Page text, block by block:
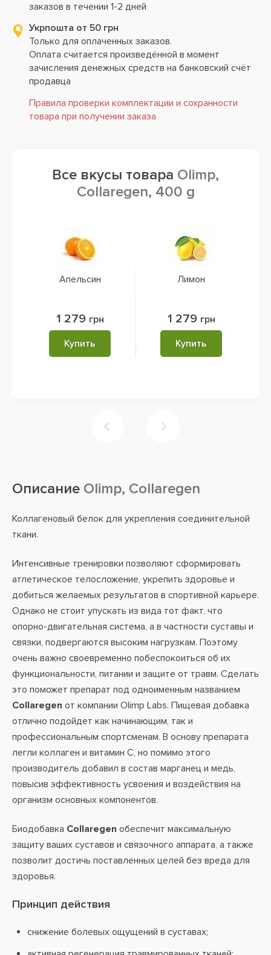
заказов в течении 1-2 дней
Укрпошта от 50 грн
Только для оплаченных заказов.
Оплата считается произведённой в момент
зачисления денежных средств на банковский счёт
продавца
Правила проверки комплектации и сохранности
товара при получении заказа
Все вкусы товара Olimp,
Collaregen, 400 g
Апельсин
1 279 грн
Купить
Лимон
1 279 грн
Купить
Описание Olimp, Collaregen
Коллагеновый белок для укрепления соединительной
ткани.
Интенсивные тренировки позволяют сформировать
атлетическое телосложение, укрепить здоровье и
добиться желаемых результатов в спортивной карьере.
Однако не стоит упускать из вида тот факт, что
опорно-двигательная система, а в частности суставы и
связки, подвергаются высоким нагрузкам. Поэтому
очень важно своевременно побеспокоиться об их
функциональности, питании и защите от травм. Сделать
это поможет препарат под одноименным названием
Collaregen от компании Olimp Labs. Пищевая добавка
отлично подойдет как начинающим, так и
профессиональным спортсменам. В основу препарата
легли коллаген и витамин С, но помимо этого
производитель добавил в состав марганец и медь,
повысив эффективность усвоения и воздействия на
организм основных компонентов.
Биодобавка Collaregen обеспечит максимальную
защиту ваших суставов и связочного аппарата, а также
позволит достичь поставленных целей без вреда для
здоровья.
Принцип действия
снижение болевых ощущений в суставах;